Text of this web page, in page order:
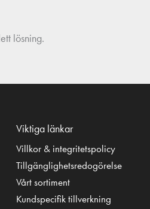
lösning.
Viktiga länkar
Villkor & integritetspolicy
Tillgänglighetsredogörelse
Vårt sortiment
Kundspecifik tillverkning